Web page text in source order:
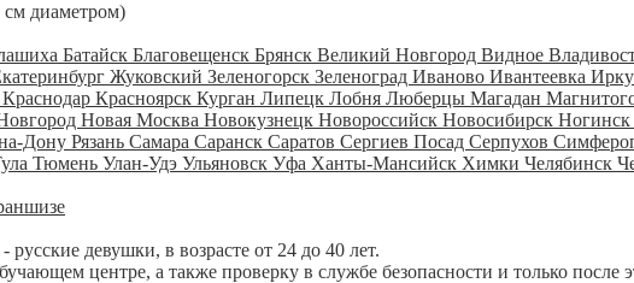
см диаметром)
Батайск Благовещенск Брянск Великий Новгород Видное
Жуковский Зеленогорск Зеленоград Иваново Ивантеевка
Краснодар Красноярск Курган Липецк Лобня Люберцы Магадан
Новая Москва Новокузнецк Новороссийск Новосибирск Ногинск
Дону Рязань Самара Саранск Саратов Сергиев Посад Серпухов
Тюмень Улан-Удэ Ульяновск Уфа Ханты-Мансийск Химки Челябинск
девушки, в возрасте от 24 до 40 лет.
центре, а также проверку в службе безопасности и только после